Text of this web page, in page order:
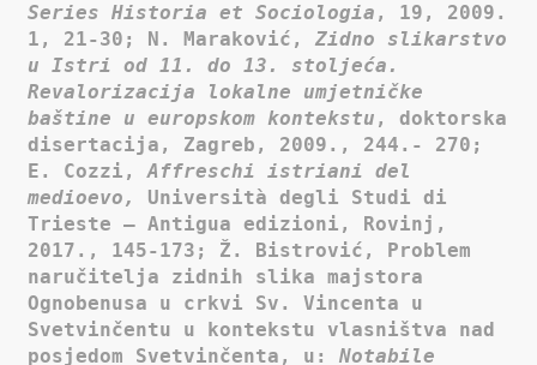
Series Historia et Sociologia , 19, 2009.
1, 21-30; N. Maraković, Zidno slikarstvo
u Istri od 11. do 13. stoljeća.
Revalorizacija lokalne umjetničke
baštine u europskom kontekstu , doktorska
disertacija, Zagreb, 2009., 244.- 270;
E. Cozzi,Affreschi istriani del
medioevo, Università degli Studi di
Trieste – Antigua edizioni, Rovinj,
2017.,
145-173; Ž. Bistrović, Problem
naručitelja zidnih slika majstora
Ognobenusa u crkvi Sv. Vincenta u
Svetvinčentu u kontekstu vlasništva nad
posjedom Svetvinčenta, u: Notabile